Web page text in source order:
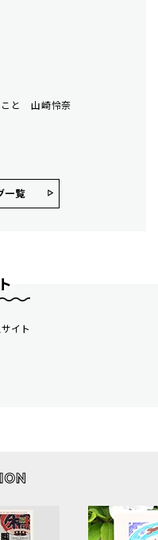
こと 山崎怜奈
⼀覧
イト